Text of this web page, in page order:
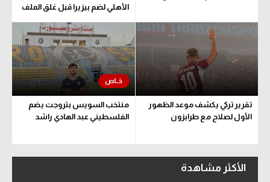
الأهلي لضم بيزيرا قبل غلق الملف
تقرير تركي يكشف موعد الظهور
الأول لصلاح مع طرابزون
منتخب السويس بتروجت يضم
الفلسطيني عبد الهادي راشد
الأكثر مشاهدة